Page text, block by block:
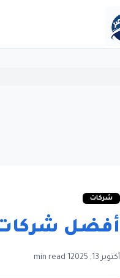
شركات
أفضل شركات
أكتوبر 13, 2025 1 min read